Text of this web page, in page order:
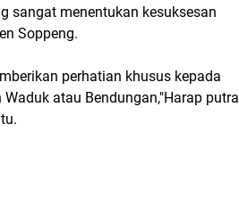
sangat menentukan kesuksesan
Soppeng.
perhatian khusus kepada
atau Bendungan,"Harap putra